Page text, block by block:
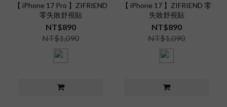
【 iPhone 17 Pro 】ZIFRIEND
零失敗舒視貼
NT$890
NT$1,090
【 iPhone 17 】ZIFRIEND 零
失敗舒視貼
NT$890
NT$1,090